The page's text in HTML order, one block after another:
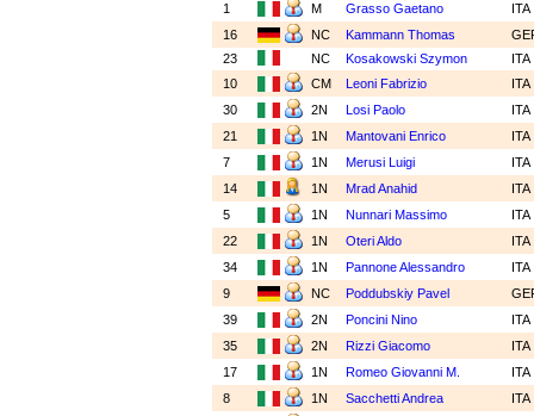
1
M Grasso Gaetano
ITA
16
NC Kammann Thomas
23
NC Kosakowski Szymon
ITA
10
CM Leoni Fabrizio
ITA
30
2N Losi Paolo
ITA
21
1N Mantovani Enrico
ITA
7
1N Merusi Luigi
ITA
14
1N Mrad Anahid
ITA
5
1N Nunnari Massimo
ITA
22
1N Oteri Aldo
ITA
34
1N Pannone Alessandro
ITA
9
NC Poddubskiy Pavel
39
2N Poncini Nino
ITA
35
2N Rizzi Giacomo
ITA
17
1N Romeo Giovanni M.
ITA
8
1N Sacchetti Andrea
ITA